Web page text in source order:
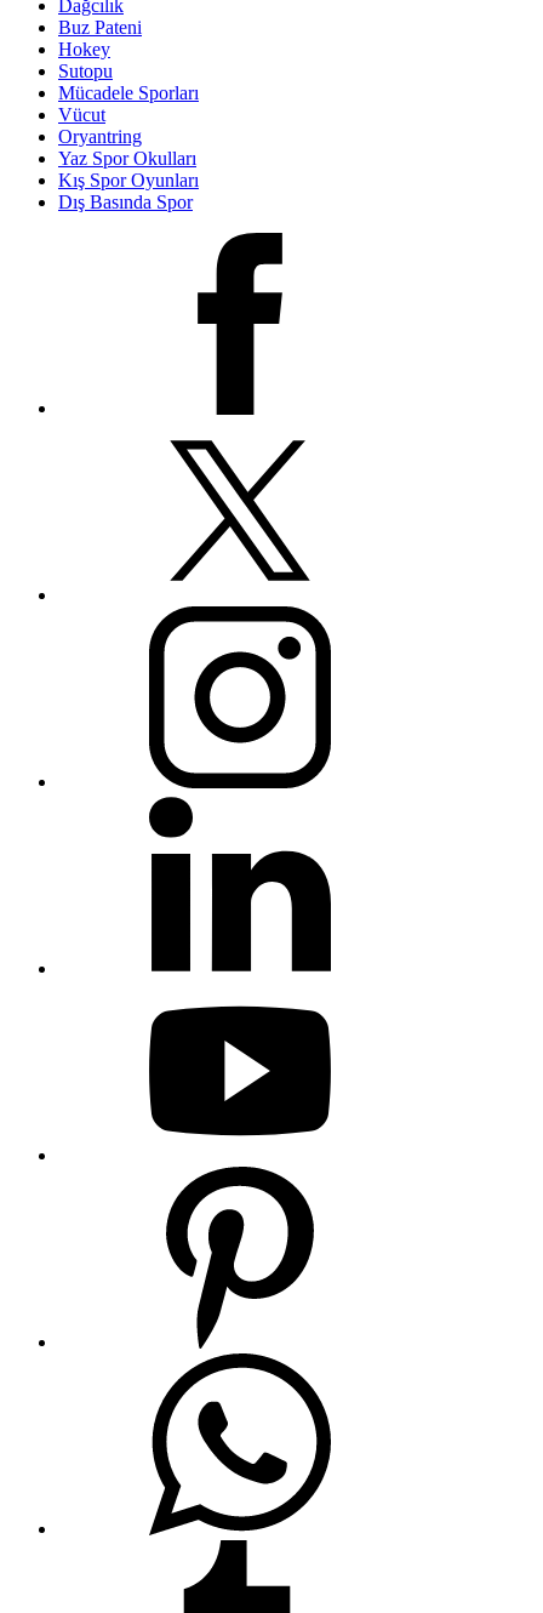
Dağcılık
Buz Pateni
Hokey
Sutopu
Mücadele Sporları
Vücut
Oryantring
Yaz Spor Okulları
Kış Spor Oyunları
Dış Basında Spor